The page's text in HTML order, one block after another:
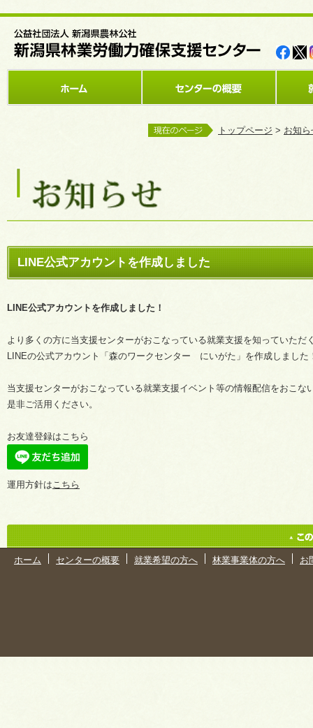
トップページ > お知ら
LINE公式アカウントを作成しました
LINE公式アカウントを作成しました！
より多くの方に当支援センターがおこなっている就業支援を知っていただ
LINEの公式アカウント「森のワークセンター にいがた」を作成しました
当支援センターがおこなっている就業支援イベント等の情報配信をおこな
是非ご活用ください。
お友達登録はこちら
運用方針はこちら
ホーム センターの概要 就業希望の方へ 林業事業体の方へ お